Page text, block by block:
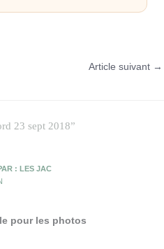
Article suivant →
23 sept 2018”
: LES JAC
pour les photos